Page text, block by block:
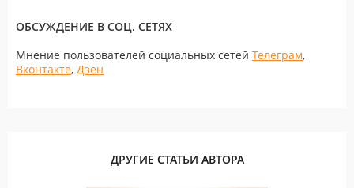
ОБСУЖДЕНИЕ В СОЦ. СЕТЯХ
Мнение пользователей социальных сетей Телеграм,
Вконтакте, Дзен
ДРУГИЕ СТАТЬИ АВТОРА